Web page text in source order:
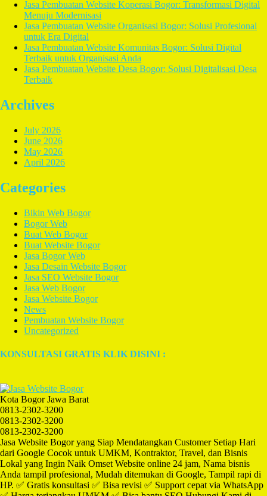
Jasa Pembuatan Website Koperasi Bogor: Transformasi Digital
Menuju Modernisasi
Jasa Pembuatan Website Organisasi Bogor: Solusi Profesional
untuk Era Digital
Jasa Pembuatan Website Komunitas Bogor: Solusi Digital
Terbaik untuk Organisasi Anda
Jasa Pembuatan Website Desa Bogor: Solusi Digitalisasi Desa
Terbaik
Archives
July 2026
June 2026
May 2026
April 2026
Categories
Bikin Web Bogor
Bogor Web
Buat Web Bogor
Buat Website Bogor
Jasa Bogor Web
Jasa Desain Website Bogor
Jasa SEO Website Bogor
Jasa Web Bogor
Jasa Website Bogor
News
Pembuatan Website Bogor
Uncategorized
KONSULTASI GRATIS KLIK DISINI :
Kota Bogor Jawa Barat
0813-2302-3200
0813-2302-3200
0813-2302-3200
Jasa Website Bogor yang Siap Mendatangkan Customer Setiap Hari
dari Google Cocok untuk UMKM, Kontraktor, Travel, dan Bisnis
Lokal yang Ingin Naik Omset Website online 24 jam, Nama bisnis
Anda tampil profesional, Mudah ditemukan di Google, Tampil rapi di
HP. ✅ Gratis konsultasi ✅ Bisa revisi ✅ Support cepat via WhatsApp